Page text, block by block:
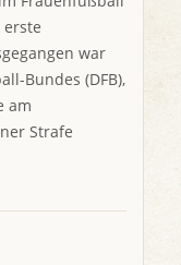
erste
war
Bundes (DFB),
am
Strafe